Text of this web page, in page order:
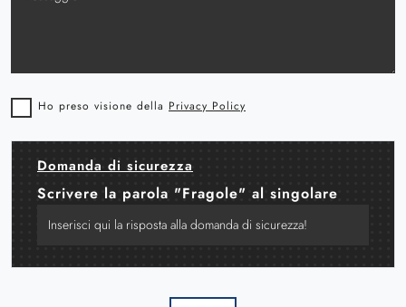
Ho preso visione della Privacy Policy
Domanda di sicurezza
Scrivere la parola "Fragole" al singolare